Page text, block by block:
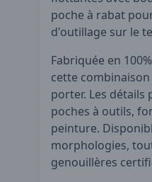
poche à rabat
d'outillage sur le
Fabriquée en
cette
porter. Les détails
poches à outils,
peinture.
morphologies,
genouillères